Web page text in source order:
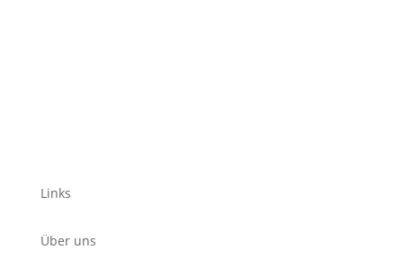
Links
Über uns